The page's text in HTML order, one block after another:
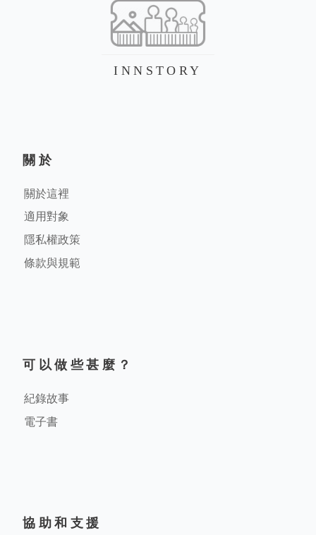
INNSTORY
關於
關於這裡
適用對象
隱私權政策
條款與規範
可以做些甚麼？
紀錄故事
電子書
協助和支援